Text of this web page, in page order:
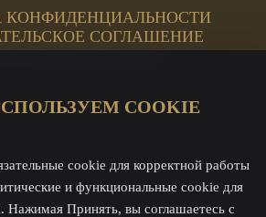
КОНФИДЕНЦИАЛЬНОСТИ
СОГЛАШЕНИЕ
ДАННЫЕ
ЦИ
ОГРН:
COOKIE
cookie для корректной работы
и функциональные cookie для
Нажимая Принять, вы соглашаетесь с